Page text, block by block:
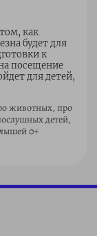
как
будет для
к
посещение
для детей,
животных, про
детей,
0+